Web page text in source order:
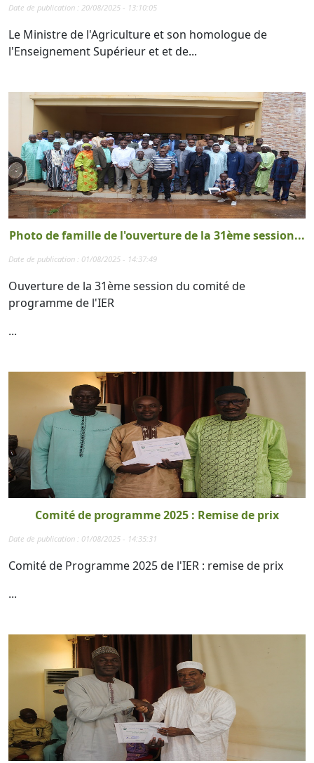
Date de publication : 20/08/2025 - 13:10:05
Le Ministre de l'Agriculture et son homologue de
l'Enseignement Supérieur et et de...
Photo de famille de l'ouverture de la 31ème session...
Date de publication : 01/08/2025 - 14:37:49
Ouverture de la 31ème session du comité de
programme de l'IER
...
Comité de programme 2025 : Remise de prix
Date de publication : 01/08/2025 - 14:35:31
Comité de Programme 2025 de l'IER : remise de prix
...